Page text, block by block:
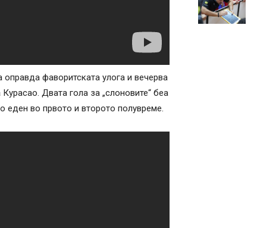
оправда фаворитската улога и вечерва
Двата гола за „слоновите“ беа
еден во првото и второто полувреме.